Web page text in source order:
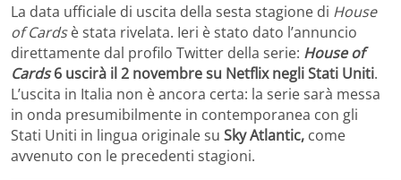
La data ufficiale di uscita della sesta stagione di House
of Cardsè stata rivelata. Ieri è stato dato l’annuncio
direttamente dal profilo Twitter della serie: House of
Cards6 uscirà il 2 novembre su Netflix negli Stati Uniti.
L’uscita in Italia non è ancora certa: la serie sarà messa
in onda presumibilmente in contemporanea con gli
Stati Uniti in lingua originale su Sky Atlantic, come
avvenuto con le precedenti stagioni.